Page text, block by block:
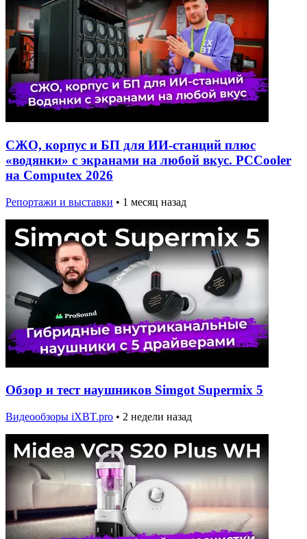
СЖО, корпус и БП для ИИ-станций плюс
«водянки» с экранами на любой вкус. PCCooler
на Computex 2026
Репортажи и выставки • 1 месяц назад
Обзор и тест наушников Simgot Supermix 5
Видеообзоры iXBT.pro • 2 недели назад